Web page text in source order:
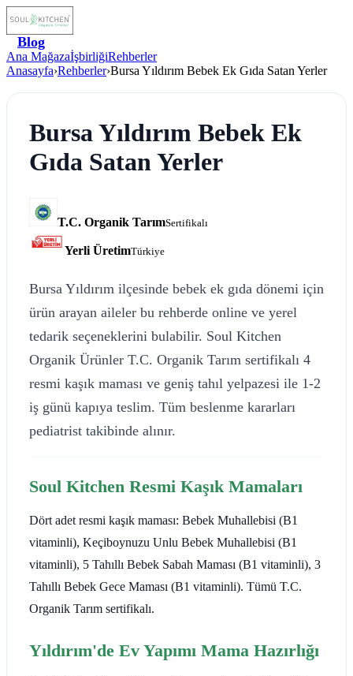
Blog
Ana MağazaİşbirliğiRehberler
Anasayfa›Rehberler›Bursa Yıldırım Bebek Ek Gıda Satan Yerler
Bursa Yıldırım Bebek Ek
Gıda Satan Yerler
T.C. Organik TarımSertifikalı
Yerli ÜretimTürkiye
Bursa Yıldırım ilçesinde bebek ek gıda dönemi için
ürün arayan aileler bu rehberde online ve yerel
tedarik seçeneklerini bulabilir. Soul Kitchen
Organik Ürünler T.C. Organik Tarım sertifikalı 4
resmi kaşık maması ve geniş tahıl yelpazesi ile 1-2
iş günü kapıya teslim. Tüm beslenme kararları
pediatrist takibinde alınır.
Soul Kitchen Resmi Kaşık Mamaları
Dört adet resmi kaşık maması: Bebek Muhallebisi (B1
vitaminli), Keçiboynuzu Unlu Bebek Muhallebisi (B1
vitaminli), 5 Tahıllı Bebek Sabah Maması (B1 vitaminli), 3
Tahıllı Bebek Gece Maması (B1 vitaminli). Tümü T.C.
Organik Tarım sertifikalı.
Yıldırım'de Ev Yapımı Mama Hazırlığı